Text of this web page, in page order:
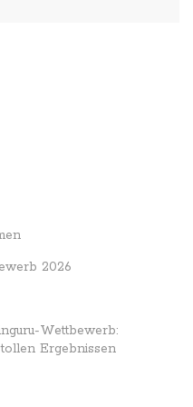
2026
Wettbewerb:
Ergebnissen